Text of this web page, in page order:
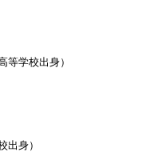
等学校出身）
出身）